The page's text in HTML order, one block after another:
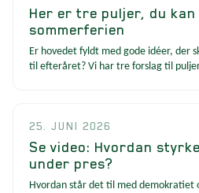
Her er tre puljer, du
sommerferien
Er hovedet fyldt med gode idéer, der
til efteråret? Vi har tre forslag til
25. JUNI 2026
Se video: Hvordan
under pres?
Hvordan står det til med demokratiet